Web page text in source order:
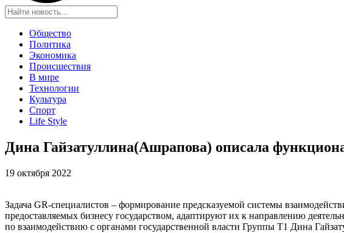
Общество
Политика
Экономика
Происшествия
В мире
Технологии
Культура
Спорт
Life Style
Дина Гайзатуллина(Ашрапова) описала
19 октября 2022
Задача GR-специалистов – формирование предсказуемой системы
предоставляемых бизнесу государством, адаптируют их к направлению
по взаимодействию с органами государственной власти Группы Т1 Дина